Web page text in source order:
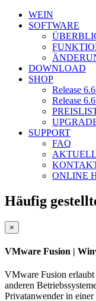
WEIN
SOFTWARE
DOWNLOAD
SHOP
Release 6.6
Release 6.6
SUPPORT
FAQ
ONLINE
Häufig
×
VMware Fusion |
VMware Fusion
anderen
Privatanwender in